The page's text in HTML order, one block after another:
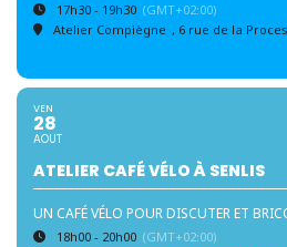
17h30 - 19h30 (GMT+02:00)
Atelier Compiègne , 6 rue de la
VEN
28
AOUT
ATELIER CAFÉ VÉLO À SENLIS
UN CAFÉ VÉLO POUR DISCUTER ET
18h00 - 20h00 (GMT+02:00)